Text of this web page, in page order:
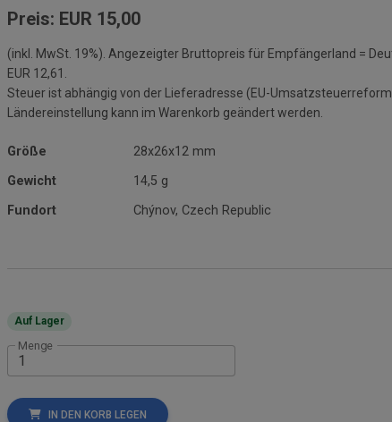
Preis: EUR 15,00
(inkl. MwSt. 19%). Angezeigter Bruttopreis für Empfängerland =
EUR 12,61.
Steuer ist abhängig von der Lieferadresse (EU-
Ländereinstellung kann im Warenkorb geändert werden.
Größe
28x26x12 mm
Gewicht
14,5 g
Fundort
Chýnov, Czech Republic
Auf Lager
Menge
IN DEN KORB LEGEN